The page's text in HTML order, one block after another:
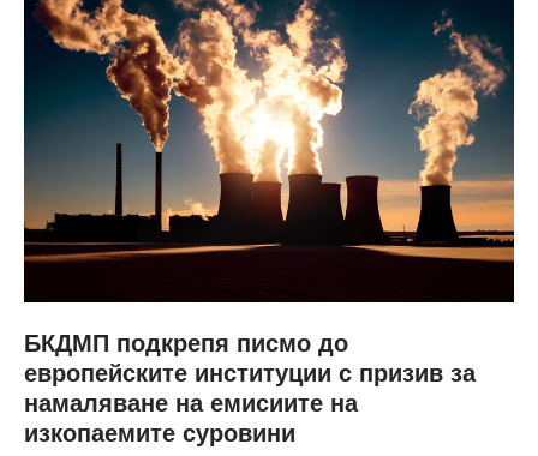
БКДМП подкрепя писмо до
европейските институции с призив за
намаляване на емисиите на
изкопаемите суровини